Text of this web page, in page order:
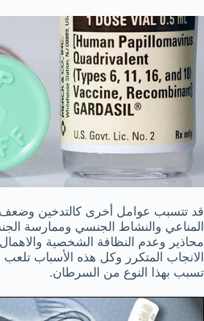
قد تتسبب عوامل أخرى كالتدخين وضعف
المناعي والنشاط الجنسي وممارسة
محاذير وعدم النظافة الشخصية
الانجاب المتكرر وكل هذه الأسباب
تسبب بهذا النوع من السرطان.